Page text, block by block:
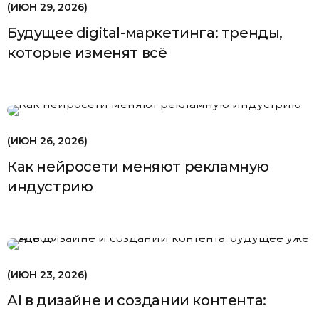
ИЮН 29, 2026
Будущее digital-маркетинга: тренды,
которые изменят всё
ИЮН 26, 2026
Как нейросети меняют рекламную
индустрию
ИЮН 23, 2026
AI в дизайне и создании контента: